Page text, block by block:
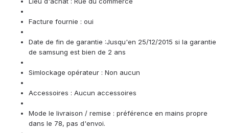
Facture fournie : oui
Date de fin de garantie :Jusqu'en 25/12/2015 si la garantie
de samsung est bien de 2 ans
Simlockage opérateur : Non aucun
Accessoires : Aucun accessoires
Mode le livraison / remise : préférence en mains propre
dans le 78, pas d'envoi.